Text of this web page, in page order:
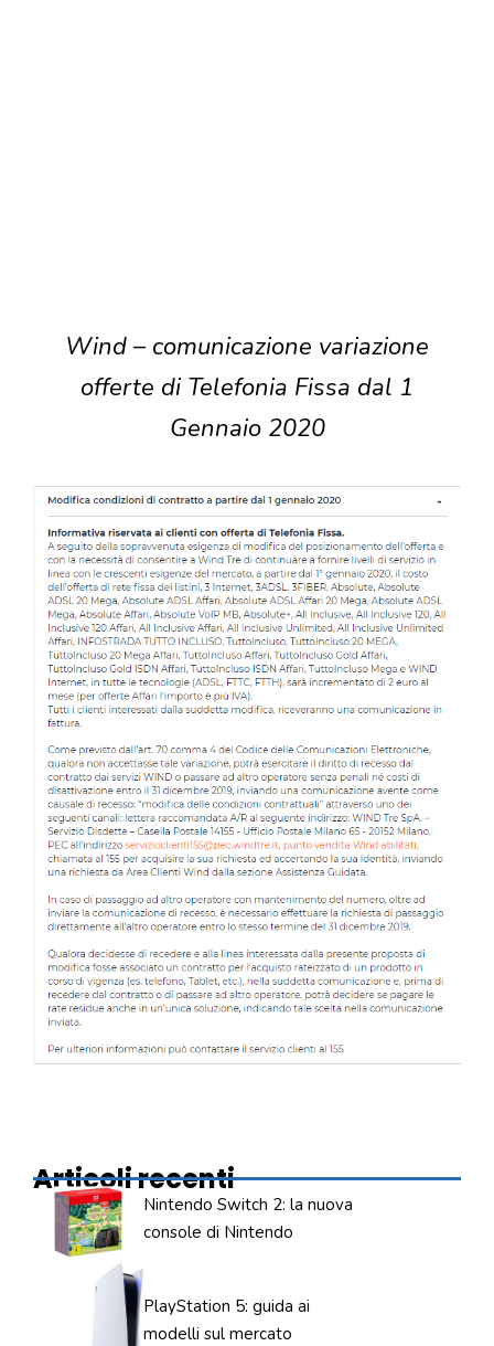
Wind – comunicazione variazione
offerte di Telefonia Fissa dal 1
Gennaio 2020
Articoli recenti
Nintendo Switch 2: la nuova
console di Nintendo
PlayStation 5: guida ai
modelli sul mercato